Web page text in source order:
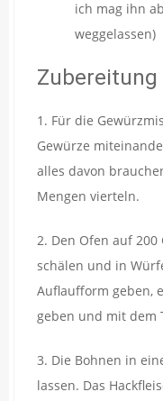
ich mag ihn
weggelassen)
Zubereitung
1. Für die
Gewürze
alles davon
Mengen vierteln.
2. Den Ofen auf
schälen und in
Auflaufform geben,
geben und mit dem
3. Die Bohnen in
lassen. Das